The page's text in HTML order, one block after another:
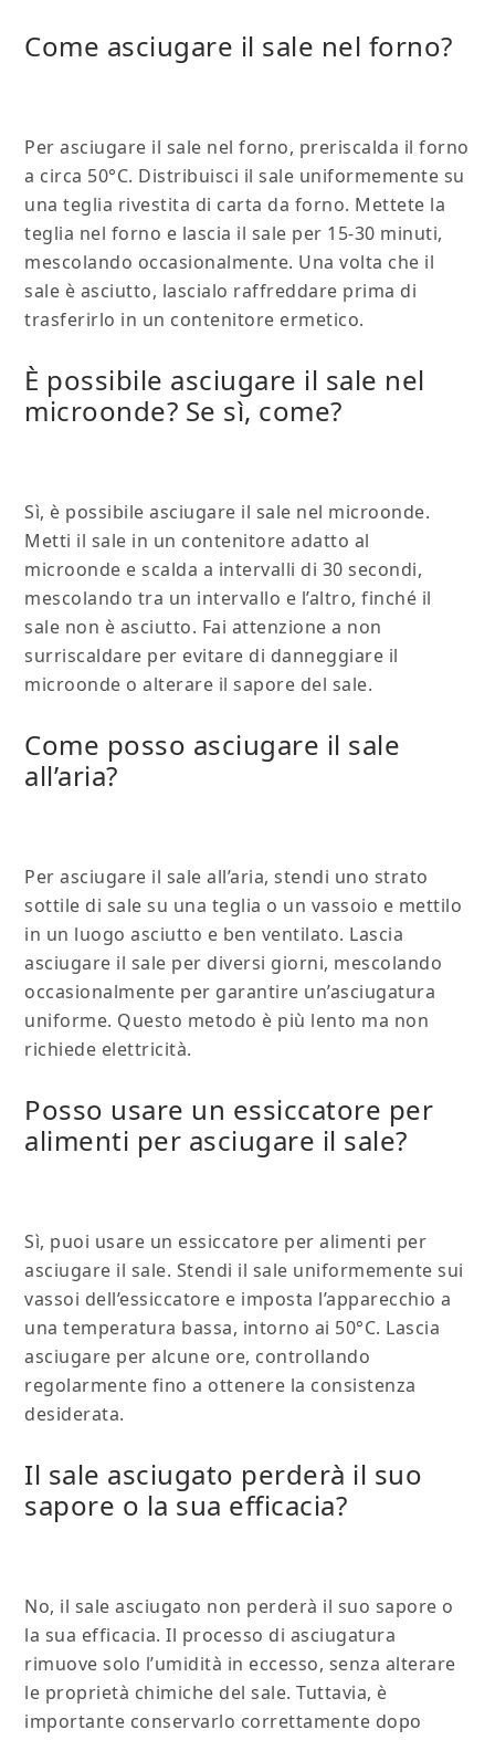
Come asciugare il sale nel forno?
Per asciugare il sale nel forno, preriscalda il forno
a circa 50°C. Distribuisci il sale uniformemente su
una teglia rivestita di carta da forno. Mettete la
teglia nel forno e lascia il sale per 15-30 minuti,
mescolando occasionalmente. Una volta che il
sale è asciutto, lascialo raffreddare prima di
trasferirlo in un contenitore ermetico.
È possibile asciugare il sale nel
microonde? Se sì, come?
Sì, è possibile asciugare il sale nel microonde.
Metti il sale in un contenitore adatto al
microonde e scalda a intervalli di 30 secondi,
mescolando tra un intervallo e l’altro, finché il
sale non è asciutto. Fai attenzione a non
surriscaldare per evitare di danneggiare il
microonde o alterare il sapore del sale.
Come posso asciugare il sale
all’aria?
Per asciugare il sale all’aria, stendi uno strato
sottile di sale su una teglia o un vassoio e mettilo
in un luogo asciutto e ben ventilato. Lascia
asciugare il sale per diversi giorni, mescolando
occasionalmente per garantire un’asciugatura
uniforme. Questo metodo è più lento ma non
richiede elettricità.
Posso usare un essiccatore per
alimenti per asciugare il sale?
Sì, puoi usare un essiccatore per alimenti per
asciugare il sale. Stendi il sale uniformemente sui
vassoi dell’essiccatore e imposta l’apparecchio a
una temperatura bassa, intorno ai 50°C. Lascia
asciugare per alcune ore, controllando
regolarmente fino a ottenere la consistenza
desiderata.
Il sale asciugato perderà il suo
sapore o la sua efficacia?
No, il sale asciugato non perderà il suo sapore o
la sua efficacia. Il processo di asciugatura
rimuove solo l’umidità in eccesso, senza alterare
le proprietà chimiche del sale. Tuttavia, è
importante conservarlo correttamente dopo